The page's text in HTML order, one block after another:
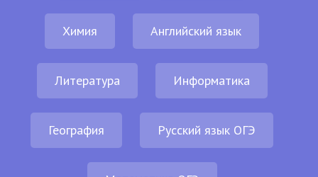
Химия Английский язык
Литература Информатика
География Русский язык ОГЭ